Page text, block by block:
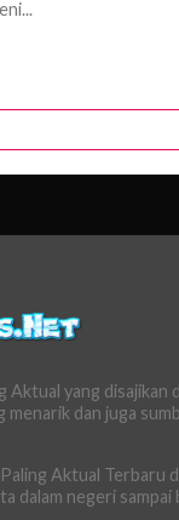
Aktual yang disajikan
menarik dan juga
Aktual Terbaru
dalam negeri sampai